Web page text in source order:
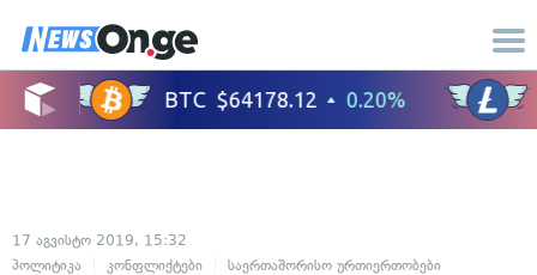
17 აგვისტო 2019, 15:32
პოლიტიკა
კონფლიქტები საერთაშორისო ურთიერთობები